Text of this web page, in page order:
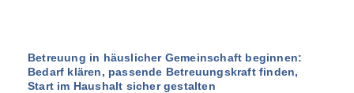
Betreuung in häuslicher Gemeinschaft beginnen:
Bedarf klären, passende Betreuungskraft finden,
Start im Haushalt sicher gestalten